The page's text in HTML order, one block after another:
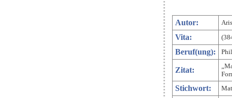
Autor:
Vita:
Beruf(ung):
Zitat:
Stichwort: